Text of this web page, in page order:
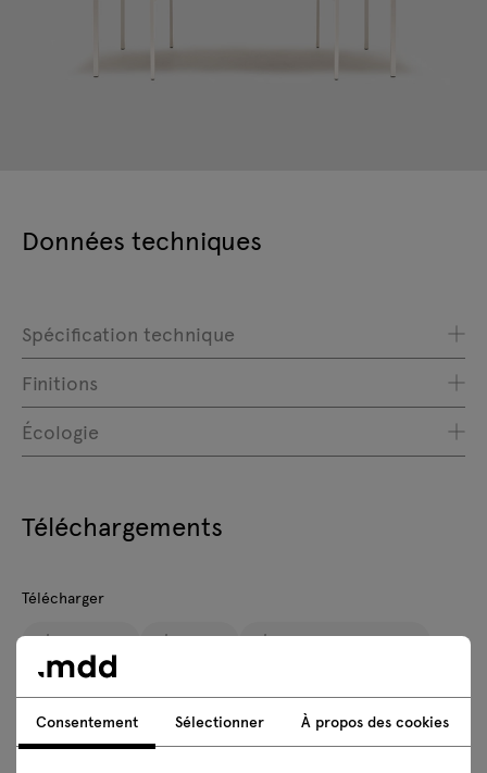
Données techniques
Spécification technique
Finitions
Écologie
Téléchargements
Télécharger
Lookbook Photos
Descriptiftechnique
Règles de sécurité
Téléchargez les modèles 3D de tous les symboles de la
Consentement Sélectionner À propos des cookies